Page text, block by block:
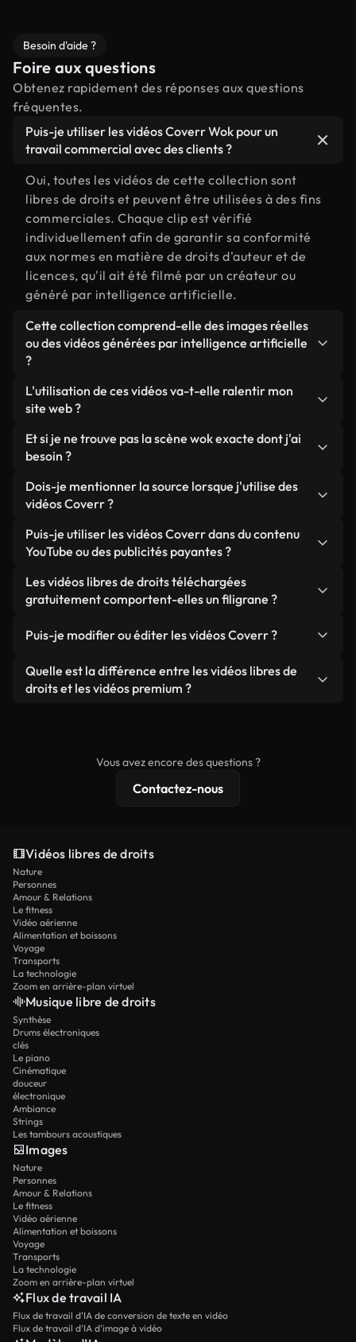
Besoin d'aide ?
Foire aux questions
Obtenez rapidement des réponses aux questions
fréquentes.
Puis-je utiliser les vidéos Coverr Wok pour un
travail commercial avec des clients ?
Oui, toutes les vidéos de cette collection sont
libres de droits et peuvent être utilisées à des fins
commerciales. Chaque clip est vérifié
individuellement afin de garantir sa conformité
aux normes en matière de droits d'auteur et de
licences, qu'il ait été filmé par un créateur ou
généré par intelligence artificielle.
Cette collection comprend-elle des images réelles
ou des vidéos générées par intelligence artificielle
?
Les deux. Il s'agit d'une bibliothèque hybride
composée de véritables images filmées par des
générées par IA. Chaque vidéo est clairement
identifiée afin que vous sachiez toujours ce que
vous utilisez.
L'utilisation de ces vidéos va-t-elle ralentir mon
site web ?
Sauf si vous choisissez nos versions optimisées.
Nous proposons des formats légers, prêts pour le
ils conservent une qualité élevée tout en
minimisant les temps de chargement et en
améliorant des indicateurs comme le LCP.
Et si je ne trouve pas la scène wok exacte dont j'ai
besoin ?
Vous pouvez en créer une instantanément avec
Coverr AI Studio. Il vous suffit de décrire la scène,
Studio générera en quelques secondes une vidéo
personnalisée conforme à nos normes de licence.
Dois-je mentionner la source lorsque j'utilise des
vidéos Coverr ?
Aucune attribution n'est requise. Toutes les vidéos
de notre bibliothèque sont libres de droits et
même si cela est toujours apprécié.
Puis-je utiliser les vidéos Coverr dans du contenu
YouTube ou des publicités payantes ?
Oui. Toutes les séquences vidéo de Coverr peuvent
être utilisées dans des vidéos YouTube monétisées,
publicités clients, à condition de ne pas revendre
que produit autonome.
Les vidéos libres de droits téléchargées
gratuitement comportent-elles un filigrane ?
soient réelles ou générées par IA, ne comporte de
filigrane. Vous obtenez des images nettes et
prêtes à l'emploi.
Puis-je modifier ou éditer les vidéos Coverr ?
Oui. Vous pouvez librement découper, recadrer ou
remixer nos vidéos. Assurez-vous simplement que
Quelle est la différence entre les vidéos libres de
droits et les vidéos premium ?
résolution 4K et des protections de licence
Vous avez encore des questions ?
Contactez-nous
Vidéos libres de droits
Nature
Personnes
Amour & Relations
Le fitness
Vidéo aérienne
Alimentation et boissons
Voyage
Transports
La technologie
Zoom en arrière-plan virtuel
Musique libre de droits
Synthèse
Drums électroniques
clés
Le piano
Cinématique
douceur
électronique
Ambiance
Strings
Les tambours acoustiques
Images
Nature
Personnes
Amour & Relations
Le fitness
Vidéo aérienne
Alimentation et boissons
Voyage
Transports
La technologie
Zoom en arrière-plan virtuel
Flux de travail IA
Flux de travail d’IA de conversion de texte en vidéo
Flux de travail d’IA d’image à vidéo